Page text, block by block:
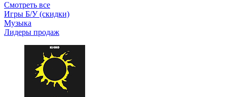
Смотреть все
Игры Б/У (скидки)
Музыка
Лидеры продаж